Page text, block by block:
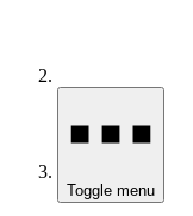
Toggle menu